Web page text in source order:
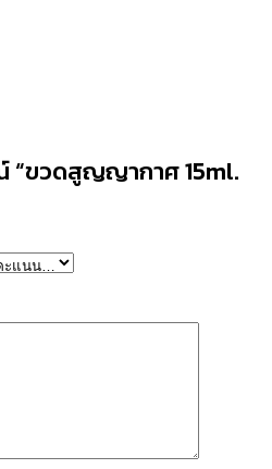
“ขวดสูญญากาศ 15ml.